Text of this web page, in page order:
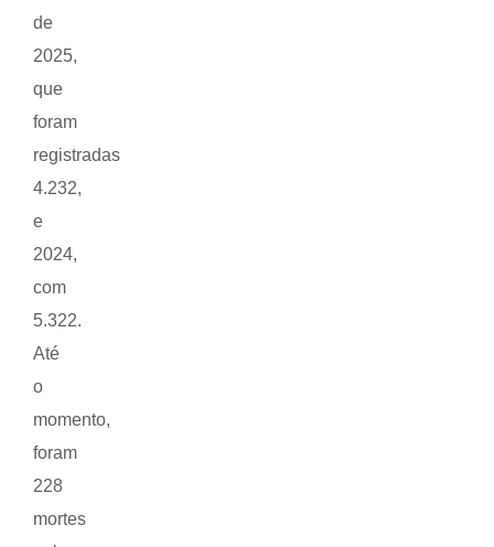
de
2025,
que
foram
registradas
4.232,
e
2024,
com
5.322.
Até
o
momento,
foram
228
mortes